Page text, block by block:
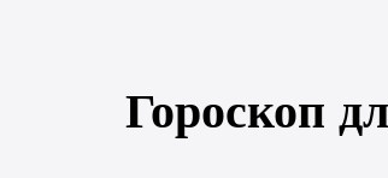
Гороскоп